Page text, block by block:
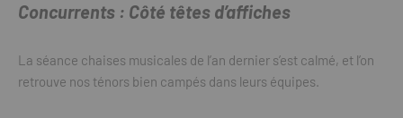
Concurrents : Côté têtes d’affiches
La séance chaises musicales de l’an dernier s’est calmé, et l’on
retrouve nos ténors bien campés dans leurs équipes.